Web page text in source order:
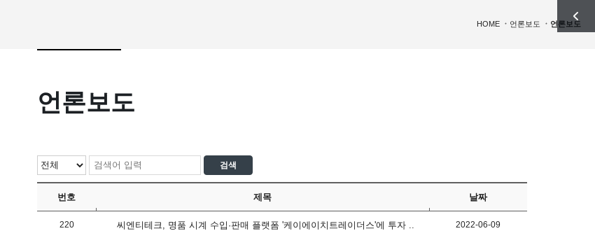
HOME 언론보도 언론보도
언론보도
번호 제목 날짜
220 씨엔티테크, 명품 시계 수입·판매 플랫폼 '케이에이치트레이더스'에 투자 .. 2022-06-09